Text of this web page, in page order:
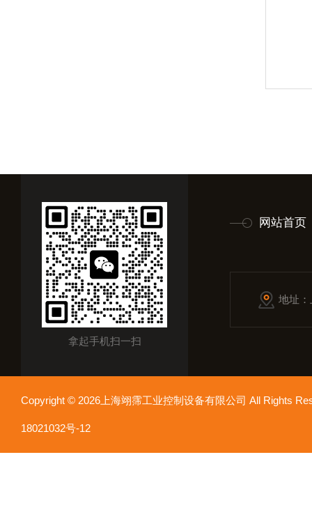
拿起手机扫一扫
网站首页
地址
Copyright © 2026上海翊霈工业控制设备有限公司 All Rights
18021032号-12